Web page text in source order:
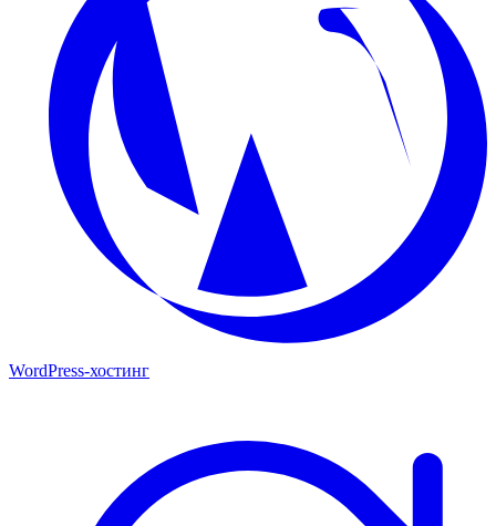
WordPress-хостинг